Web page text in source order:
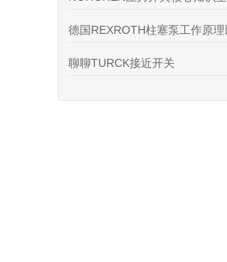
聊聊TURCK接近开关